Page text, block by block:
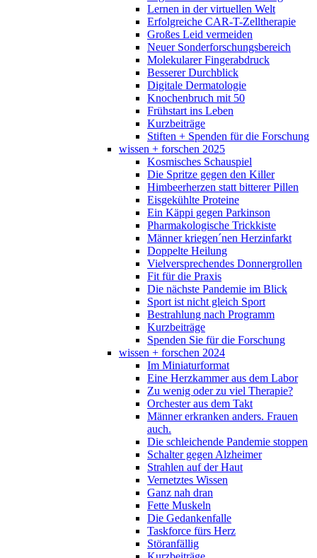
Lernen in der virtuellen Welt
Erfolgreiche CAR-T-Zelltherapie
Großes Leid vermeiden
Neuer Sonderforschungsbereich
Molekularer Fingerabdruck
Besserer Durchblick
Digitale Dermatologie
Knochenbruch mit 50
Frühstart ins Leben
Kurzbeiträge
Stiften + Spenden für die Forschung
wissen + forschen 2025
Kosmisches Schauspiel
Die Spritze gegen den Killer
Himbeerherzen statt bitterer Pillen
Eisgekühlte Proteine
Ein Käppi gegen Parkinson
Pharmakologische Trickkiste
Männer kriegen´nen Herzinfarkt
Doppelte Heilung
Vielversprechendes Donnergrollen
Fit für die Praxis
Die nächste Pandemie im Blick
Sport ist nicht gleich Sport
Bestrahlung nach Programm
Kurzbeiträge
Spenden Sie für die Forschung
wissen + forschen 2024
Im Miniaturformat
Eine Herzkammer aus dem Labor
Zu wenig oder zu viel Therapie?
Orchester aus dem Takt
Männer erkranken anders. Frauen
auch.
Die schleichende Pandemie stoppen
Schalter gegen Alzheimer
Strahlen auf der Haut
Vernetztes Wissen
Ganz nah dran
Fette Muskeln
Die Gedankenfalle
Taskforce fürs Herz
Störanfällig